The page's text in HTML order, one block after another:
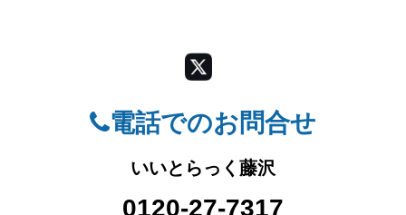
電話でのお問合せ
いいとらっく藤沢
0120-27-7317